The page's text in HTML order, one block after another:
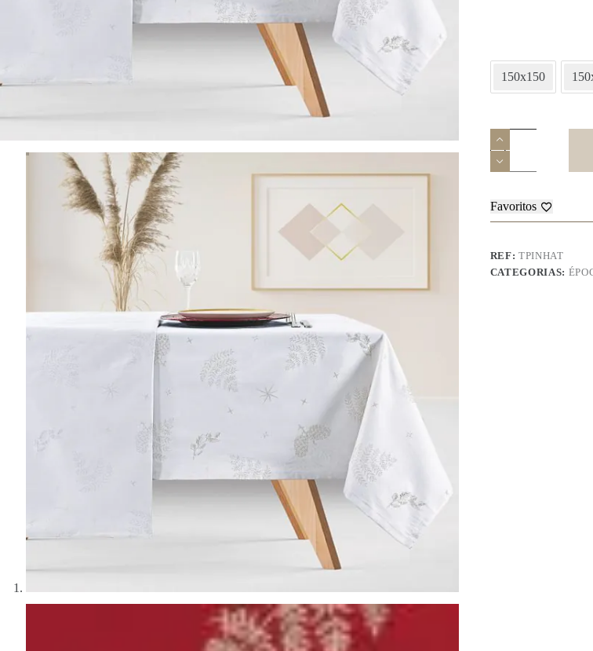
150x150
Quantidade
de
Toalha
de
–
Pinha
Favoritos
REF:TPINHAT
CATEGORIAS: